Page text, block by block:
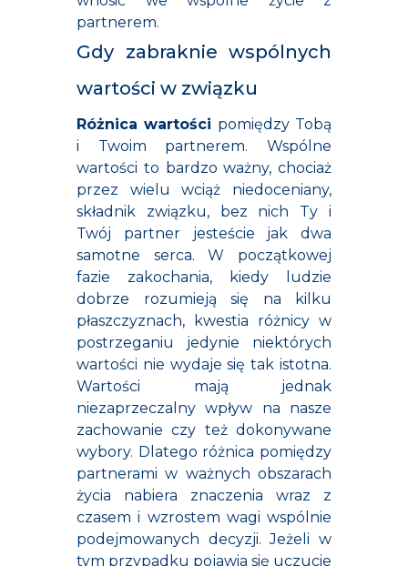
partnerem.
Gdy zabraknie wspólnych
wartości w związku
Różnica wartości pomiędzy Tobą
i Twoim partnerem. Wspólne
wartości to bardzo ważny, chociaż
przez wielu wciąż niedoceniany,
składnik związku, bez nich Ty i
Twój partner jesteście jak dwa
samotne serca. W początkowej
fazie zakochania, kiedy ludzie
dobrze rozumieją się na kilku
płaszczyznach, kwestia różnicy w
postrzeganiu jedynie niektórych
wartości nie wydaje się tak istotna.
Wartości mają jednak
niezaprzeczalny wpływ na nasze
zachowanie czy też dokonywane
wybory. Dlatego różnica pomiędzy
partnerami w ważnych obszarach
życia nabiera znaczenia wraz z
czasem i wzrostem wagi wspólnie
podejmowanych decyzji. Jeżeli w
tym przypadku pojawia się uczucie